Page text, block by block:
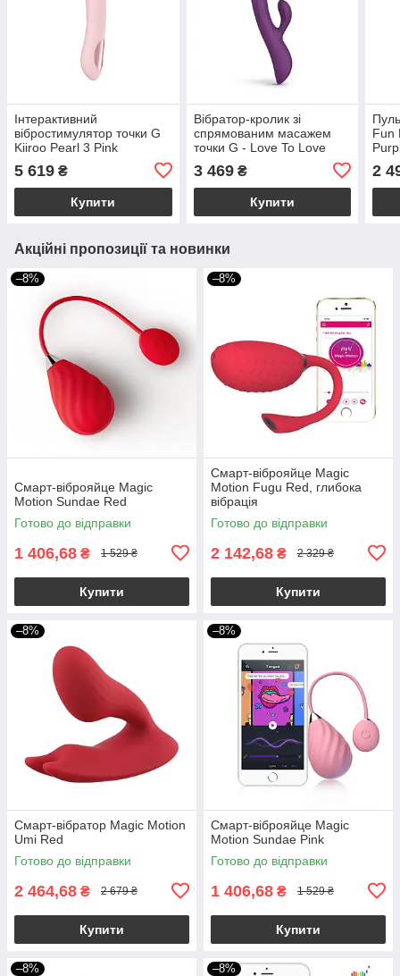
Інтерактивний
вібростимулятор точки G
Kiiroo Pearl 3 Pink
5 619 ₴
Купити
Вібратор-кролик зі
спрямованим масажем
точки G - Love To Love
Bunny&Clyde - Purple Rain
3 469₴
Купити
Fun
2
Акційні пропозиції та новинки
–8%
Смарт-віброяйце Magic
Motion Sundae Red
Готово до відправки
1 406,68 ₴ 1 529 ₴
Купити
–8%
Смарт-віброяйце Magic
Motion Fugu Red, глибока
вібрація
Готово до відправки
2 142,68 ₴ 2 329 ₴
Купити
–8%
Смарт-вібратор Magic Motion
Umi Red
Готово до відправки
2 464,68 ₴ 2 679 ₴
Купити
–8%
Смарт-віброяйце Magic
Motion Sundae Pink
Готово до відправки
1 406,68 ₴ 1 529 ₴
Купити
–8% –8%